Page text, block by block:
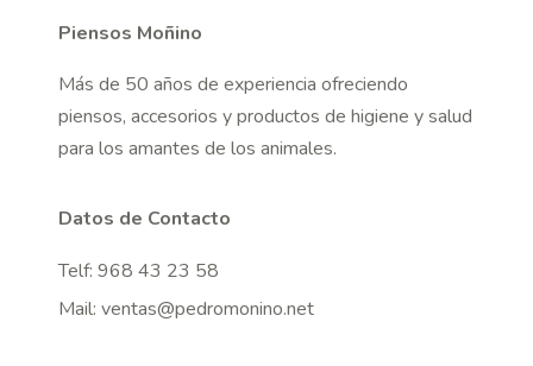
Piensos Moñino
Más de 50 años de experiencia ofreciendo
piensos, accesorios y productos de higiene y salud
para los amantes de los animales.
Datos de Contacto
Telf:968 43 23 58
Mail:ventas@pedromonino.net